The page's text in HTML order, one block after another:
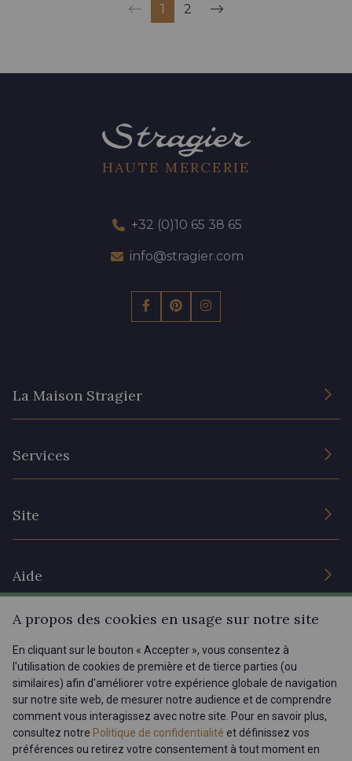
1 2
HAUTE MERCERIE
+32 (0)10 65 38 65
info@stragier.com
La Maison Stragier
Services
Site
Prix réduits
Magazine
Aide
Livraison : France, Belgique, International
Retours & réclamations
FAQ - Questions fréquentes
Modes de paiements
Tous nos tissus
Magazine
FR EN
Dernière modification : 07/05/2025 11:46
A propos des cookies en usage sur notre site
En cliquant sur le bouton « Accepter », vous consentez à
l'utilisation de cookies de première et de tierce parties (ou
similaires) afin d'améliorer votre expérience globale de navigation
sur notre site web, de mesurer notre audience et de comprendre
comment vous interagissez avec notre site. Pour en savoir plus,
consultez notre Politique de confidentialité et définissez vos
préférences ou retirez votre consentement à tout moment en